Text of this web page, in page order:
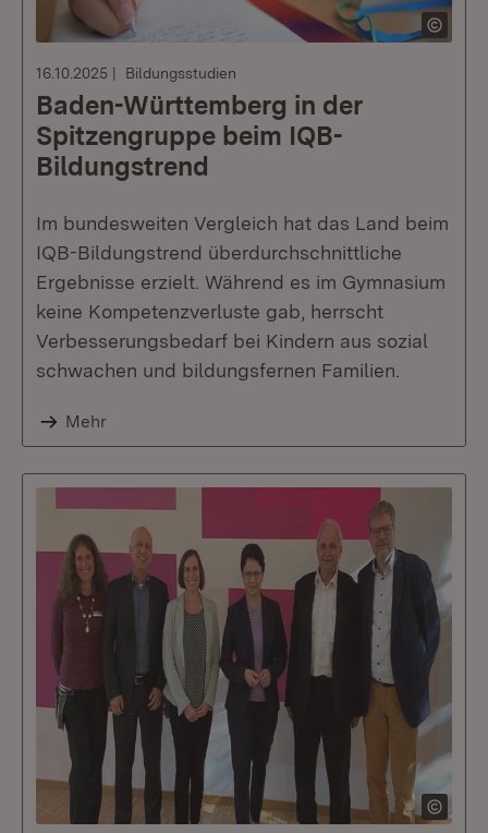
16.10.2025 Bildungsstudien
Baden-Württemberg in der
Spitzengruppe beim IQB-
Bildungstrend
Im bundesweiten Vergleich hat das Land beim
IQB-Bildungstrend überdurchschnittliche
Ergebnisse erzielt. Während es im Gymnasium
keine Kompetenzverluste gab, herrscht
Verbesserungsbedarf bei Kindern aus sozial
schwachen und bildungsfernen Familien.
Mehr